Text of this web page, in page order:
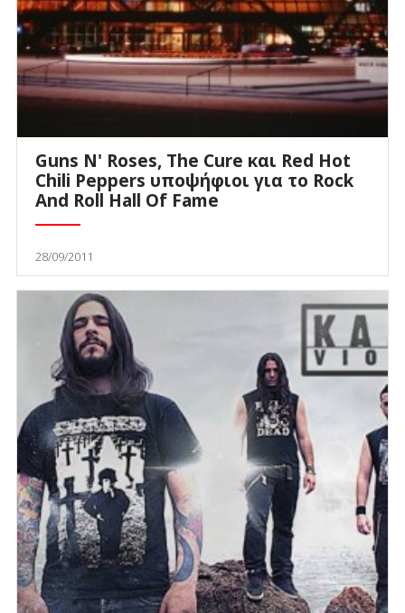
Guns N' Roses, The Cure και Red Hot
Chili Peppers υποψήφιοι για το Rock
And Roll Hall Of Fame
28/09/2011